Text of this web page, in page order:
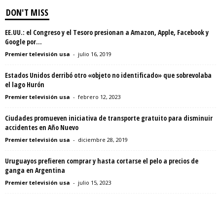
DON'T MISS
EE.UU.: el Congreso y el Tesoro presionan a Amazon, Apple, Facebook y
Google por...
Premier televisión usa - julio 16, 2019
Estados Unidos derribó otro «objeto no identificado» que sobrevolaba
el lago Hurón
Premier televisión usa - febrero 12, 2023
Ciudades promueven iniciativa de transporte gratuito para disminuir
accidentes en Año Nuevo
Premier televisión usa - diciembre 28, 2019
Uruguayos prefieren comprar y hasta cortarse el pelo a precios de
ganga en Argentina
Premier televisión usa - julio 15, 2023